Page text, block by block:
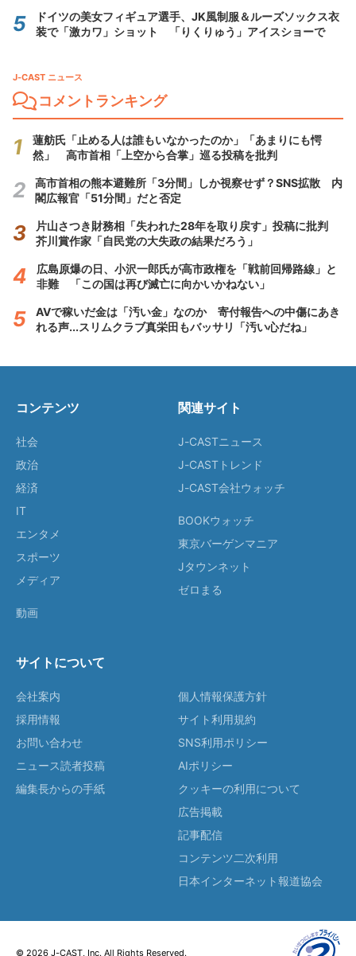
ドイツの美女フィギュア選手、JK風制服＆ルーズソックス衣
装で「激カワ」ショット 「りくりゅう」アイスショーで
J-CAST ニュース
コメントランキング
蓮舫氏「止める人は誰もいなかったのか」「あまりにも愕
然」 高市首相「上空から合掌」巡る投稿を批判
高市首相の熊本避難所「3分間」しか視察せず？SNS拡散 内
閣広報官「51分間」だと否定
片山さつき財務相「失われた28年を取り戻す」投稿に批判
芥川賞作家「自民党の大失政の結果だろう」
広島原爆の日、小沢一郎氏が高市政権を「戦前回帰路線」と
非難 「この国は再び滅亡に向かいかねない」
AVで稼いだ金は「汚い金」なのか 寄付報告への中傷にあき
れる声...スリムクラブ真栄田もバッサリ「汚い心だね」
コンテンツ
社会
政治
経済
IT
エンタメ
スポーツ
メディア
動画
関連サイト
J-CASTニュース
J-CASTトレンド
J-CAST会社ウォッチ
BOOKウォッチ
東京バーゲンマニア
Jタウンネット
ゼロまる
サイトについて
会社案内
採用情報
お問い合わせ
ニュース読者投稿
編集長からの手紙
個人情報保護方針
サイト利用規約
SNS利用ポリシー
AIポリシー
クッキーの利用について
広告掲載
記事配信
コンテンツ二次利用
日本インターネット報道協会
© 2026 J-CAST, Inc. All Rights Reserved.